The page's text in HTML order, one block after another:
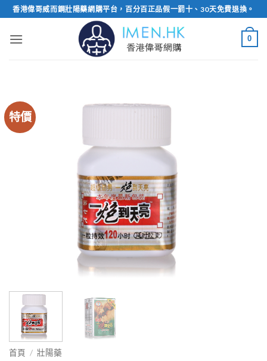
Skip
to
content
香港偉哥威而鋼壯陽藥網購平台，百分百正品假一罰十、30天免費退換。
0
特價
首頁 / 壯陽藥